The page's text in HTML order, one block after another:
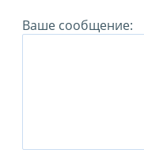
Ваше сообщение: